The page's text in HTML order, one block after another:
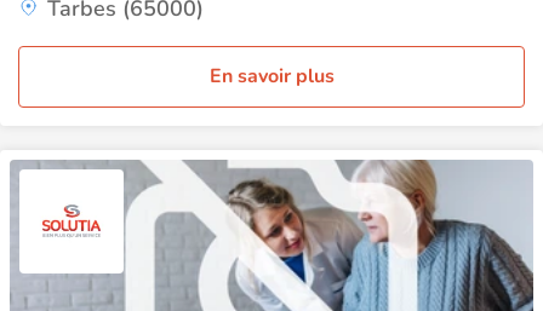
Tarbes (65000)
En savoir plus